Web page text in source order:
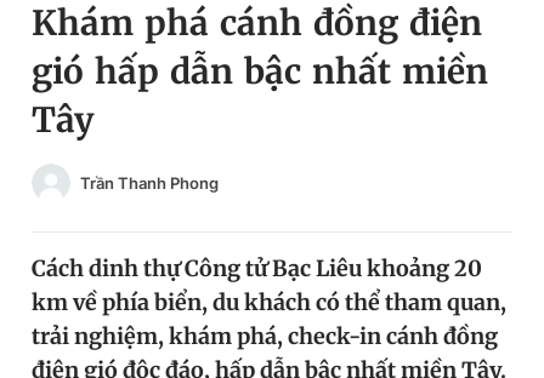
Chuyên mục
Chuyên mục khác
Chào ngày mới
Video Magazine
Đổi mật khẩu
Tin đã lưu
Tin đã xem
Khám phá cánh đồng điện
gió hấp dẫn bậc nhất miền
Tây
Trần Thanh Phong
Cách dinh thự Công tử Bạc Liêu khoảng 20
km về phía biển, du khách có thể tham quan,
trải nghiệm, khám phá, check-in cánh đồng
điện gió độc đáo, hấp dẫn bậc nhất miền Tây.